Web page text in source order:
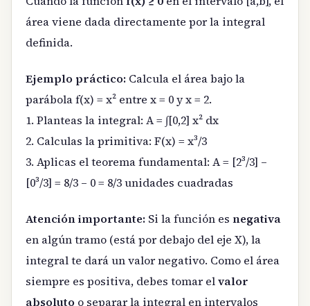
área viene dada directamente por la integral
definida.
Ejemplo práctico: Calcula el área bajo la
parábola f(x) = x² entre x = 0 y x = 2.
1. Planteas la integral: A = ∫[0,2] x² dx
2. Calculas la primitiva: F(x) = x³/3
3. Aplicas el teorema fundamental: A = [2³/3] –
[0³/3] = 8/3 – 0 = 8/3 unidades cuadradas
Atención importante: Si la función es negativa
en algún tramo (está por debajo del eje X), la
integral te dará un valor negativo. Como el área
siempre es positiva, debes tomar elvalor
absoluto o separar la integral en intervalos